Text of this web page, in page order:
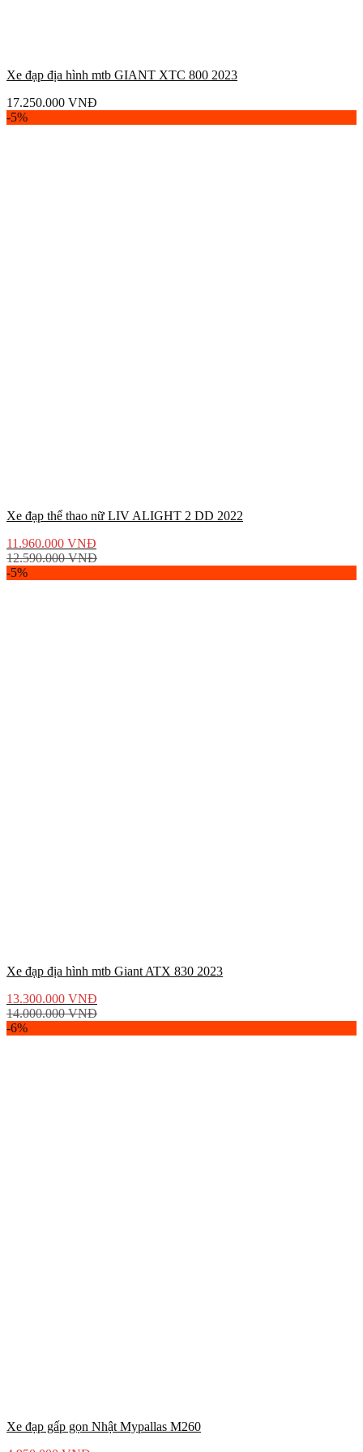
Xe đạp địa hình mtb GIANT XTC 800 2023
17.250.000 VNĐ
-5%
Xe đạp thể thao nữ LIV ALIGHT 2 DD 2022
11.960.000 VNĐ
12.590.000VNĐ
-5%
Xe đạp địa hình mtb Giant ATX 830 2023
13.300.000 VNĐ
14.000.000VNĐ
-6%
Xe đạp gấp gọn Nhật Mypallas M260